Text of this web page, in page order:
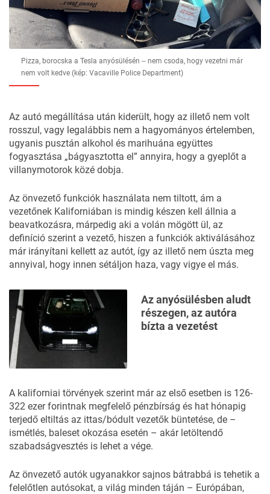
Pizza, borocska a Tesla anyósülésén ‒ nem csoda, hogy vezetni már
nem volt kedve (kép: Vacaville Police Department)
Az autó megállítása után kiderült, hogy az illető nem volt
rosszul, vagy legalábbis nem a hagyományos értelemben,
ugyanis pusztán alkohol és marihuána együttes
fogyasztása „bágyasztotta el” annyira, hogy a gyeplőt a
villanymotorok közé dobja.
Az önvezető funkciók használata nem tiltott, ám a
vezetőnek Kaliforniában is mindig készen kell állnia a
beavatkozásra, márpedig aki a volán mögött ül, az
definíció szerint a vezető, hiszen a funkciók aktiválásához
már irányítani kellett az autót, így az illető nem úszta meg
annyival, hogy innen sétáljon haza, vagy vigye el más.
Az anyósülésben aludt
részegen, az autóra
bízta a vezetést
A kaliforniai törvények szerint már az első esetben is 126-
322 ezer forintnak megfelelő pénzbírság és hat hónapig
terjedő eltiltás az ittas/bódult vezetők büntetése, de –
ismétlés, baleset okozása esetén – akár letöltendő
szabadságvesztés is lehet a vége.
Az önvezető autók ugyanakkor sajnos bátrabbá is tehetik a
felelőtlen autósokat, a világ minden táján – Európában,